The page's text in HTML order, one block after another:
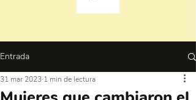
Entrada
31 mar 2023 1 min de lectura